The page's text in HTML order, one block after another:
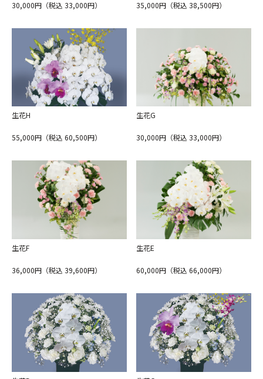
ライ
ップ
集・
記事
お問
30,000円（税込 33,000円） 35,000円（税込 38,500円）
生花H
55,000円（税込 60,500円）
生花G
30,000円（税込 33,000円）
生花F
36,000円（税込 39,600円）
生花E
60,000円（税込 66,000円）